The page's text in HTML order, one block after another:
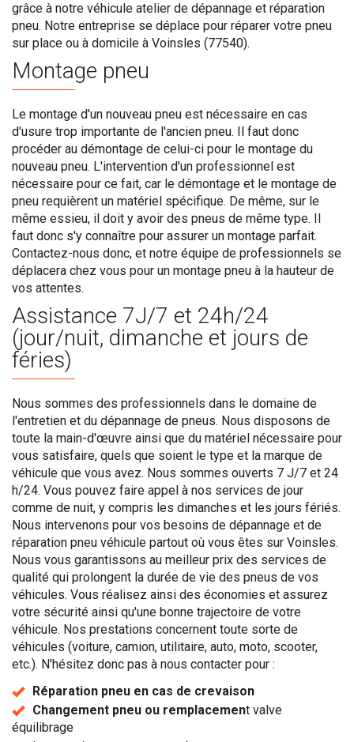
grâce à notre véhicule atelier de dépannage et réparation
pneu. Notre entreprise se déplace pour réparer votre pneu
sur place ou à domicile à Voinsles (77540).
Montage pneu
Le montage d'un nouveau pneu est nécessaire en cas
d'usure trop importante de l'ancien pneu. Il faut donc
procéder au démontage de celui-ci pour le montage du
nouveau pneu. L'intervention d'un professionnel est
nécessaire pour ce fait, car le démontage et le montage de
pneu requièrent un matériel spécifique. De même, sur le
même essieu, il doit y avoir des pneus de même type. Il
faut donc s'y connaître pour assurer un montage parfait.
Contactez-nous donc, et notre équipe de professionnels se
déplacera chez vous pour un montage pneu à la hauteur de
vos attentes.
Assistance 7J/7 et 24h/24
(jour/nuit, dimanche et jours de
féries)
Nous sommes des professionnels dans le domaine de
l'entretien et du dépannage de pneus. Nous disposons de
toute la main-d'œuvre ainsi que du matériel nécessaire pour
vous satisfaire, quels que soient le type et la marque de
véhicule que vous avez. Nous sommes ouverts 7 J/7 et 24
h/24. Vous pouvez faire appel à nos services de jour
comme de nuit, y compris les dimanches et les jours fériés.
Nous intervenons pour vos besoins de dépannage et de
réparation pneu véhicule partout où vous êtes sur Voinsles.
Nous vous garantissons au meilleur prix des services de
qualité qui prolongent la durée de vie des pneus de vos
véhicules. Vous réalisez ainsi des économies et assurez
votre sécurité ainsi qu'une bonne trajectoire de votre
véhicule. Nos prestations concernent toute sorte de
véhicules (voiture, camion, utilitaire, auto, moto, scooter,
etc.). N'hésitez donc pas à nous contacter pour :
Réparation pneu en cas de crevaison
Changement pneu ou remplacement valve
équilibrage